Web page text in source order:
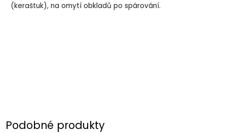
(keraštuk), na omytí obkladů po spárování.
Podobné produkty